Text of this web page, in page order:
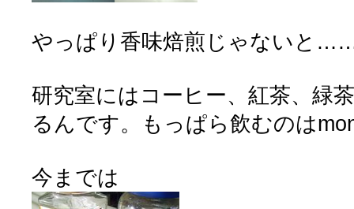
やっぱり香味焙煎じゃないと
研究室にはコーヒー、紅茶、緑
るんです。もっぱら飲むのは
今までは